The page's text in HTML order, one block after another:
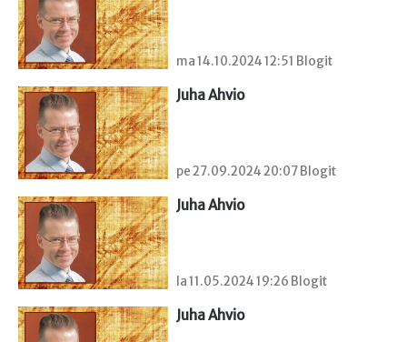
ma 14.10.2024 12:51 Blogit
Juha Ahvio
pe 27.09.2024 20:07 Blogit
Juha Ahvio
la 11.05.2024 19:26 Blogit
Juha Ahvio